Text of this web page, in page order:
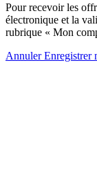
Pour recevoir les
électronique et la
rubrique « Mon
AnnulerEnregistrer